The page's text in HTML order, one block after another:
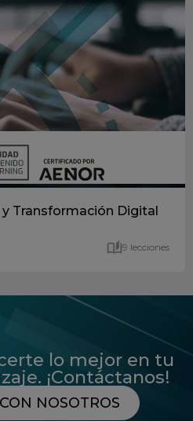
Transformación Digital
9 lecciones
lo mejor en tu
¡Contáctanos!
NOSOTROS